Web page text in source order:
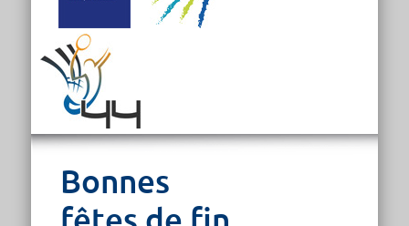
Bonnes